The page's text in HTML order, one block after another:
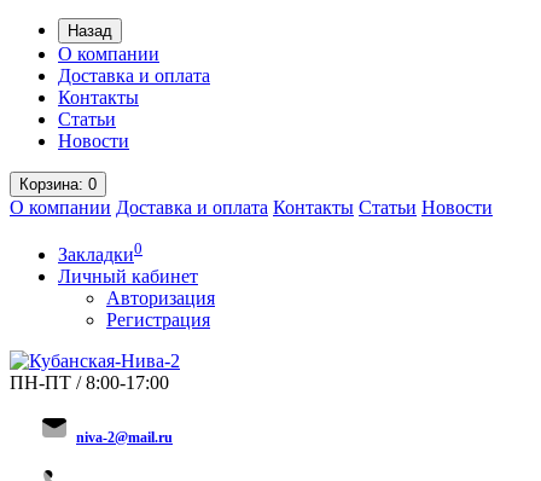
Назад
О компании
Доставка и оплата
Контакты
Статьи
Новости
Корзина: 0
О компании Доставка и оплата Контакты Статьи Новости
Закладки0
Личный кабинет
Авторизация
Регистрация
ПН-ПТ / 8:00-17:00
niva-2@mail.ru